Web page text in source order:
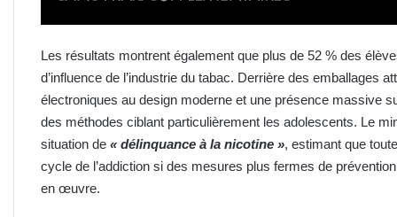
Les résultats montrent également que plus de 52 % des
d’influence de l’industrie du tabac. Derrière des emballages
électroniques au design moderne et une présence massive
des méthodes ciblant particulièrement les adolescents. Le
situation de « délinquance à la nicotine », estimant que
cycle de l’addiction si des mesures plus fermes de
en œuvre.